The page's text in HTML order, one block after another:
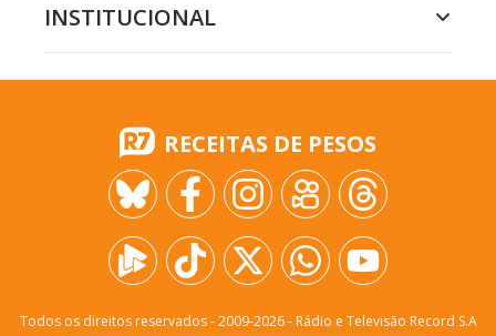
INSTITUCIONAL
RECEITAS DE PESOS
Todos os direitos reservados - 2009-2026- Rádio e Televisão Record S.A